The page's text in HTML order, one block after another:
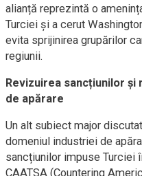
alianță reprezintă o
Turciei și a cerut
evita sprijinirea grupărilor
regiunii.
Revizuirea sancțiunilor
de apărare
Un alt subiect major
domeniul industriei de
sancțiunilor impuse Turciei
CAATSA (Countering